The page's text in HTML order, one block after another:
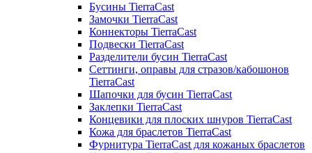
Бусины TierraCast
Замочки TierraCast
Коннекторы TierraCast
Подвески TierraCast
Разделители бусин TierraCast
Сеттинги, оправы для стразов/кабошонов
TierraCast
Шапочки для бусин TierraCast
Заклепки TierraCast
Концевики для плоских шнуров TierraCast
Кожа для браслетов TierraCast
Фурнитура TierraCast для кожаных браслетов